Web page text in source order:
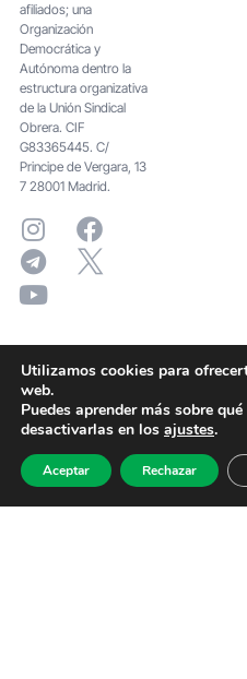
afiliados; una
Organización
Democrática y
Autónoma dentro la
estructura organizativa
de la Unión Sindical
Obrera. CIF
G83365445. C/
Principe de Vergara, 13
7 28001 Madrid.
Utilizamos cookies para
web.
Puedes aprender más sobre
desactivarlas en los ajustes.
Aceptar Rechazar